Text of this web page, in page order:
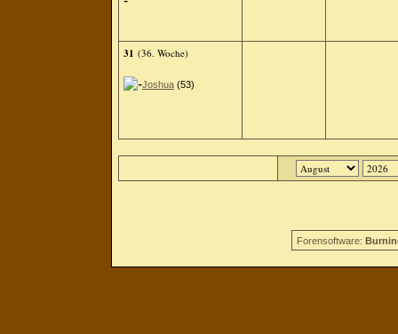
31 (36. Woche)
Joshua (53)
Forensoftware: